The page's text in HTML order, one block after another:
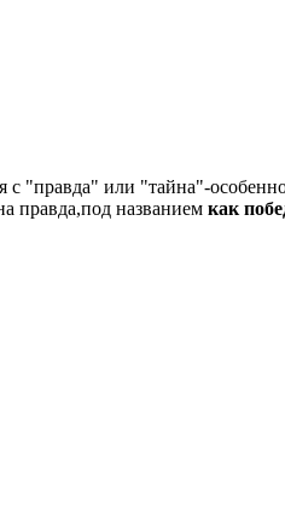
с "правда" или "тайна"-
правда,под названием как